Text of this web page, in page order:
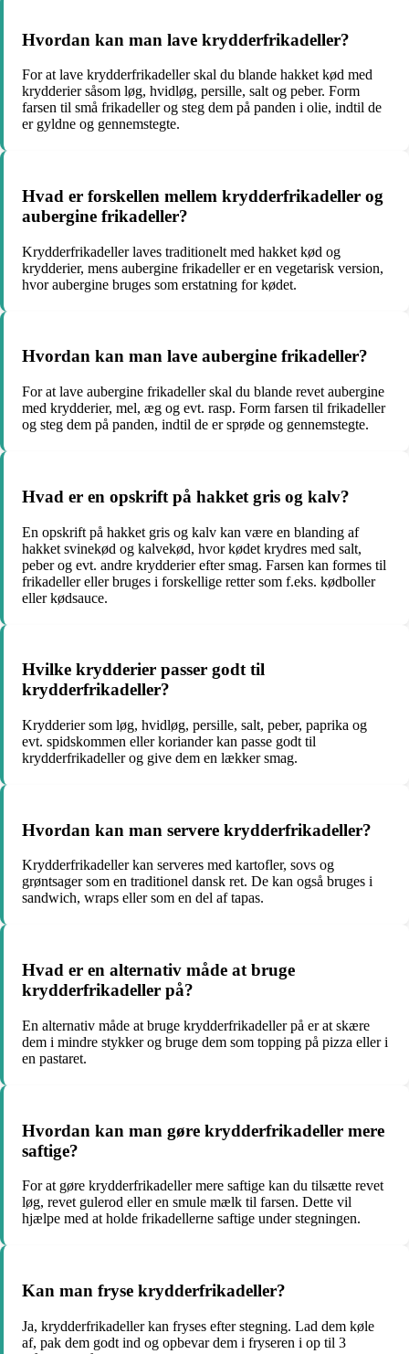
Hvordan kan man lave krydderfrikadeller?
For at lave krydderfrikadeller skal du blande hakket kød med
krydderier såsom løg, hvidløg, persille, salt og peber. Form
farsen til små frikadeller og steg dem på panden i olie, indtil de
er gyldne og gennemstegte.
Hvad er forskellen mellem krydderfrikadeller og
aubergine frikadeller?
Krydderfrikadeller laves traditionelt med hakket kød og
krydderier, mens aubergine frikadeller er en vegetarisk version,
hvor aubergine bruges som erstatning for kødet.
Hvordan kan man lave aubergine frikadeller?
For at lave aubergine frikadeller skal du blande revet aubergine
med krydderier, mel, æg og evt. rasp. Form farsen til frikadeller
og steg dem på panden, indtil de er sprøde og gennemstegte.
Hvad er en opskrift på hakket gris og kalv?
En opskrift på hakket gris og kalv kan være en blanding af
hakket svinekød og kalvekød, hvor kødet krydres med salt,
peber og evt. andre krydderier efter smag. Farsen kan formes til
frikadeller eller bruges i forskellige retter som f.eks. kødboller
eller kødsauce.
Hvilke krydderier passer godt til
krydderfrikadeller?
Krydderier som løg, hvidløg, persille, salt, peber, paprika og
evt. spidskommen eller koriander kan passe godt til
krydderfrikadeller og give dem en lækker smag.
Hvordan kan man servere krydderfrikadeller?
Krydderfrikadeller kan serveres med kartofler, sovs og
grøntsager som en traditionel dansk ret. De kan også bruges i
sandwich, wraps eller som en del af tapas.
Hvad er en alternativ måde at bruge
krydderfrikadeller på?
En alternativ måde at bruge krydderfrikadeller på er at skære
dem i mindre stykker og bruge dem som topping på pizza eller i
en pastaret.
Hvordan kan man gøre krydderfrikadeller mere
saftige?
For at gøre krydderfrikadeller mere saftige kan du tilsætte revet
løg, revet gulerod eller en smule mælk til farsen. Dette vil
hjælpe med at holde frikadellerne saftige under stegningen.
Kan man fryse krydderfrikadeller?
Ja, krydderfrikadeller kan fryses efter stegning. Lad dem køle
af, pak dem godt ind og opbevar dem i fryseren i op til 3